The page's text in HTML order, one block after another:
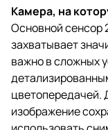
Камера, на
Основной сенсор
захватывает
важно в сложных
цветопередачей.
изображение